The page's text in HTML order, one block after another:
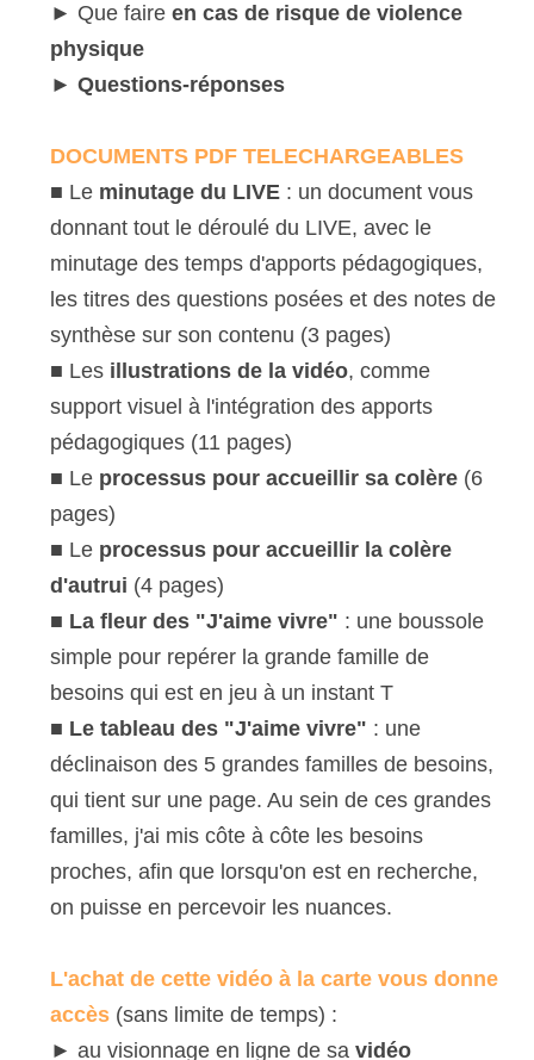
► Que faire en cas de risque de violence
physique
► Questions-réponses
DOCUMENTS PDF TELECHARGEABLES
■ Le minutage du LIVE : un document vous
donnant tout le déroulé du LIVE, avec le
minutage des temps d'apports pédagogiques,
les titres des questions posées et des notes de
synthèse sur son contenu (3 pages)
■ Les illustrations de la vidéo, comme
support visuel à l'intégration des apports
pédagogiques (11 pages)
■ Le processus pour accueillir sa colère (6
pages)
■ Le processus pour accueillir la colère
d'autrui (4 pages)
■ La fleur des "J'aime vivre" : une boussole
simple pour repérer la grande famille de
besoins qui est en jeu à un instant T
■ Le tableau des "J'aime vivre" : une
déclinaison des 5 grandes familles de besoins,
qui tient sur une page. Au sein de ces grandes
familles, j'ai mis côte à côte les besoins
proches, afin que lorsqu'on est en recherche,
on puisse en percevoir les nuances.
L'achat de cette vidéo à la carte vous donne
accès (sans limite de temps) :
► au visionnage en ligne de sa vidéo